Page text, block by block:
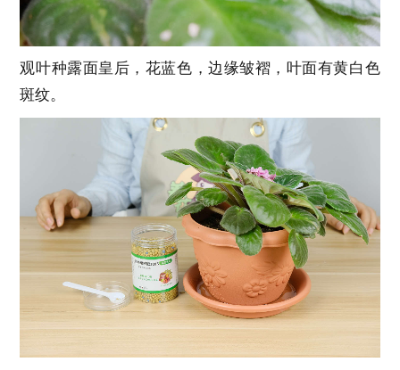
观叶种露面皇后，花蓝色，边缘皱褶，叶面有黄白色
斑纹。